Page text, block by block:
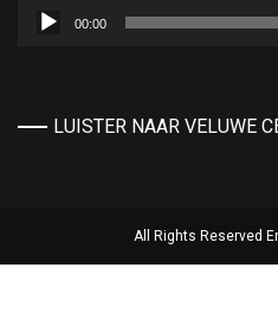
00:00
LUISTER NAAR VELUWE
All Rights Reserved